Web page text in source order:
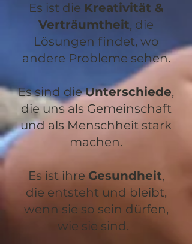
Es ist die Kreativität &
Verträumtheit, die
Lösungen findet, wo
andere Probleme sehen.
Es sind dieUnterschiede,
die uns als Gemeinschaft
und als Menschheit stark
machen.
Es ist ihre Gesundheit,
die entsteht und bleibt,
wenn sie so sein dürfen,
wie sie sind.